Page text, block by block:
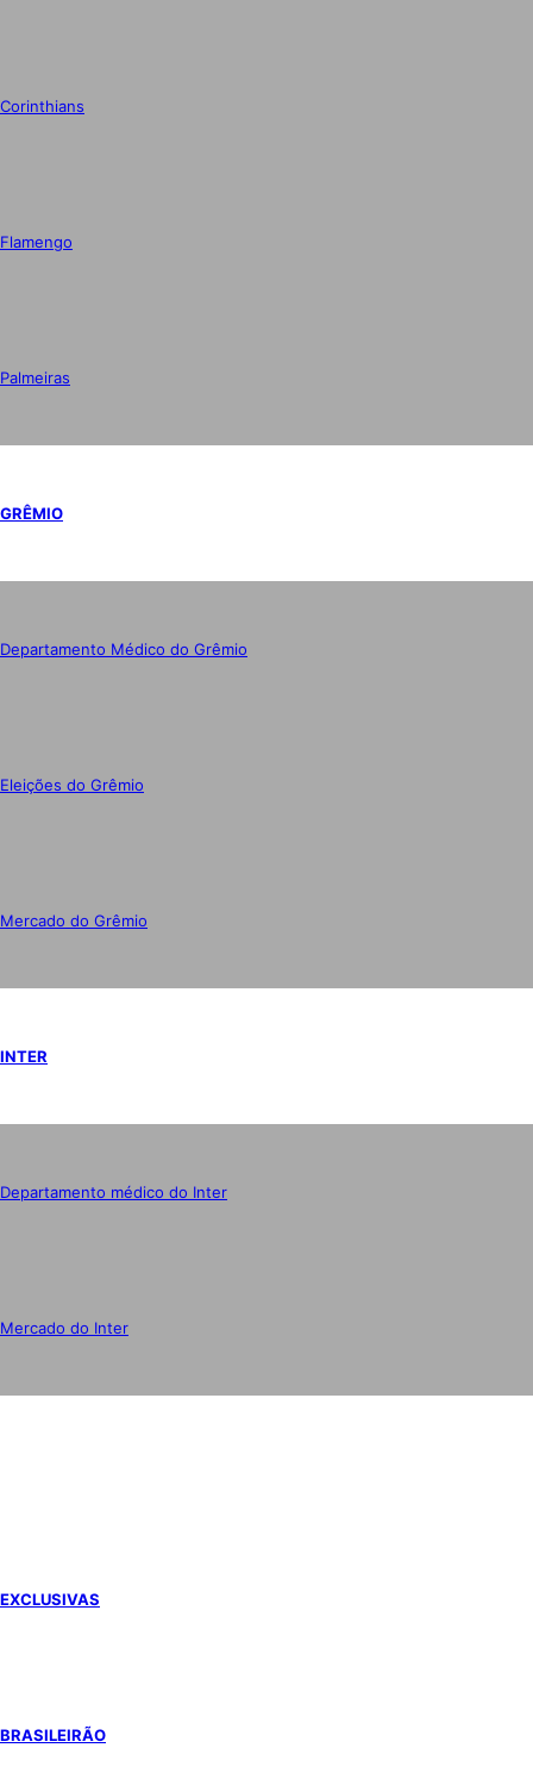
Corinthians
Flamengo
Palmeiras
GRÊMIO
Departamento Médico do Grêmio
Eleições do Grêmio
Mercado do Grêmio
INTER
Departamento médico do Inter
Mercado do Inter
EXCLUSIVAS
BRASILEIRÃO